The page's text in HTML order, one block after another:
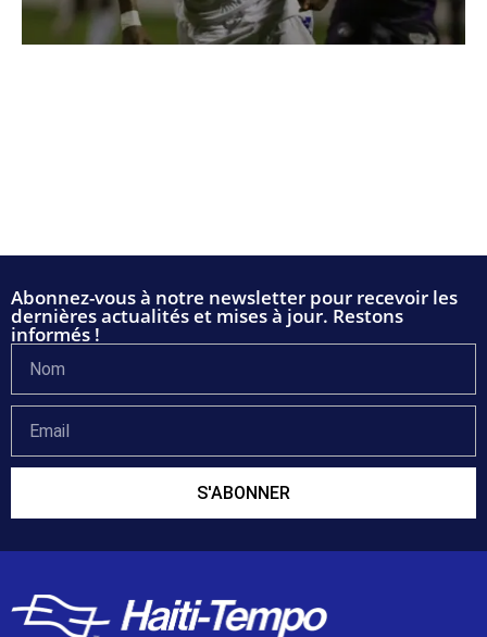
Abonnez-vous à notre newsletter pour recevoir les
dernières actualités et mises à jour. Restons
informés !
S'ABONNER